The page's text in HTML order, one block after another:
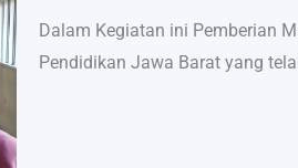
Dalam Kegiatan ini Pemberian
Pendidikan Jawa Barat yang